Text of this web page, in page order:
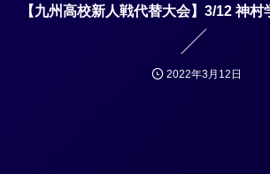
【九州高校新人戦代替大会】3/12 神村
2022年3月12日